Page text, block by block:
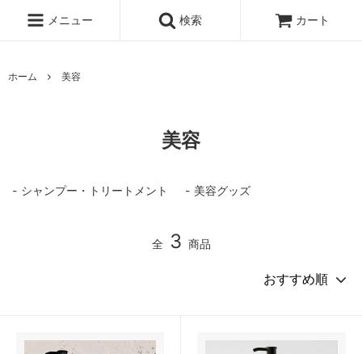
メニュー 検索 カート
ホーム 美容
美容
シャンプー・トリートメント 美容グッズ
全 3 商品